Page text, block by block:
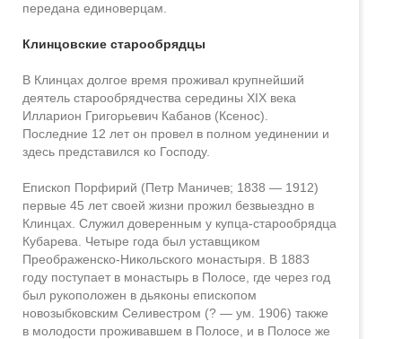
передана единоверцам.
Клинцовские старообрядцы
В Клинцах долгое время проживал крупнейший
деятель старообрядчества середины XIX века
Илларион Григорьевич Кабанов (Ксенос).
Последние 12 лет он провел в полном уединении и
здесь представился ко Господу.
Епископ Порфирий (Петр Маничев; 1838 — 1912)
первые 45 лет своей жизни прожил безвыездно в
Клинцах. Служил доверенным у купца-старообрядца
Кубарева. Четыре года был уставщиком
Преображенско-Никольского монастыря. В 1883
году поступает в монастырь в Полосе, где через год
был рукоположен в дьяконы епископом
новозыбковским Селивестром (? — ум. 1906) также
в молодости проживавшем в Полосе, и в Полосе же